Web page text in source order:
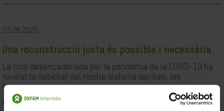
23.06.2020
Una reconstrucció justa és possible i necessària
La crisi desencadenada per la pandèmia de la COVID-19 ha
revelat la debilitat del nostre sistema sanitari, les
limitacions de les...
Desigualtat(s)